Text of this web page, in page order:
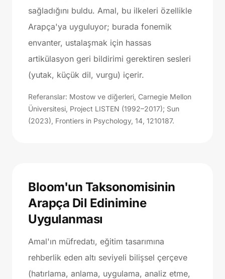
sağladığını buldu. Amal, bu ilkeleri özellikle
Arapça'ya uyguluyor; burada fonemik
envanter, ustalaşmak için hassas
artikülasyon geri bildirimi gerektiren sesleri
(yutak, küçük dil, vurgu) içerir.
Referanslar: Mostow ve diğerleri, Carnegie Mellon
Üniversitesi, Project LISTEN (1992–2017); Sun
(2023), Frontiers in Psychology, 14, 1210187.
Bloom'un Taksonomisinin
Arapça Dil Edinimine
Uygulanması
Amal'ın müfredatı, eğitim tasarımına
rehberlik eden altı seviyeli bilişsel çerçeve
(hatırlama, anlama, uygulama, analiz etme,